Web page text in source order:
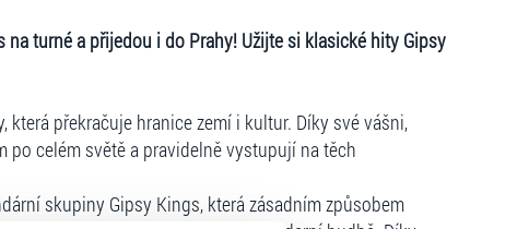
turné a přijedou i do Prahy! Užijte si klasické hity Gipsy
překračuje hranice zemí i kultur. Díky své vášni,
celém světě a pravidelně vystupují na těch
skupiny Gipsy Kings, která zásadním způsobem